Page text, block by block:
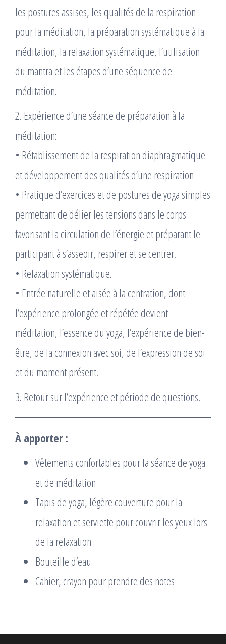
les postures assises, les qualités de la respiration
pour la méditation, la préparation systématique à la
méditation, la relaxation systématique, l’utilisation
du mantra et les étapes d’une séquence de
méditation.
2. Expérience d’une séance de préparation à la
méditation:
• Rétablissement de la respiration diaphragmatique
et développement des qualités d’une respiration
• Pratique d’exercices et de postures de yoga simples
permettant de délier les tensions dans le corps
favorisant la circulation de l’énergie et préparant le
participant à s’asseoir, respirer et se centrer.
• Relaxation systématique.
• Entrée naturelle et aisée à la centration, dont
l’expérience prolongée et répétée devient
méditation, l’essence du yoga, l’expérience de bien-
être, de la connexion avec soi, de l’expression de soi
et du moment présent.
3. Retour sur l’expérience et période de questions.
À apporter :
Vêtements confortables pour la séance de yoga
et de méditation
Tapis de yoga, légère couverture pour la
relaxation et serviette pour couvrir les yeux lors
de la relaxation
Bouteille d’eau
Cahier, crayon pour prendre des notes